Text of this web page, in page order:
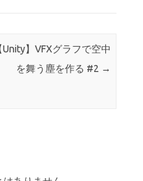
Unity】VFXグラフで空中
を舞う塵を作る #2 →